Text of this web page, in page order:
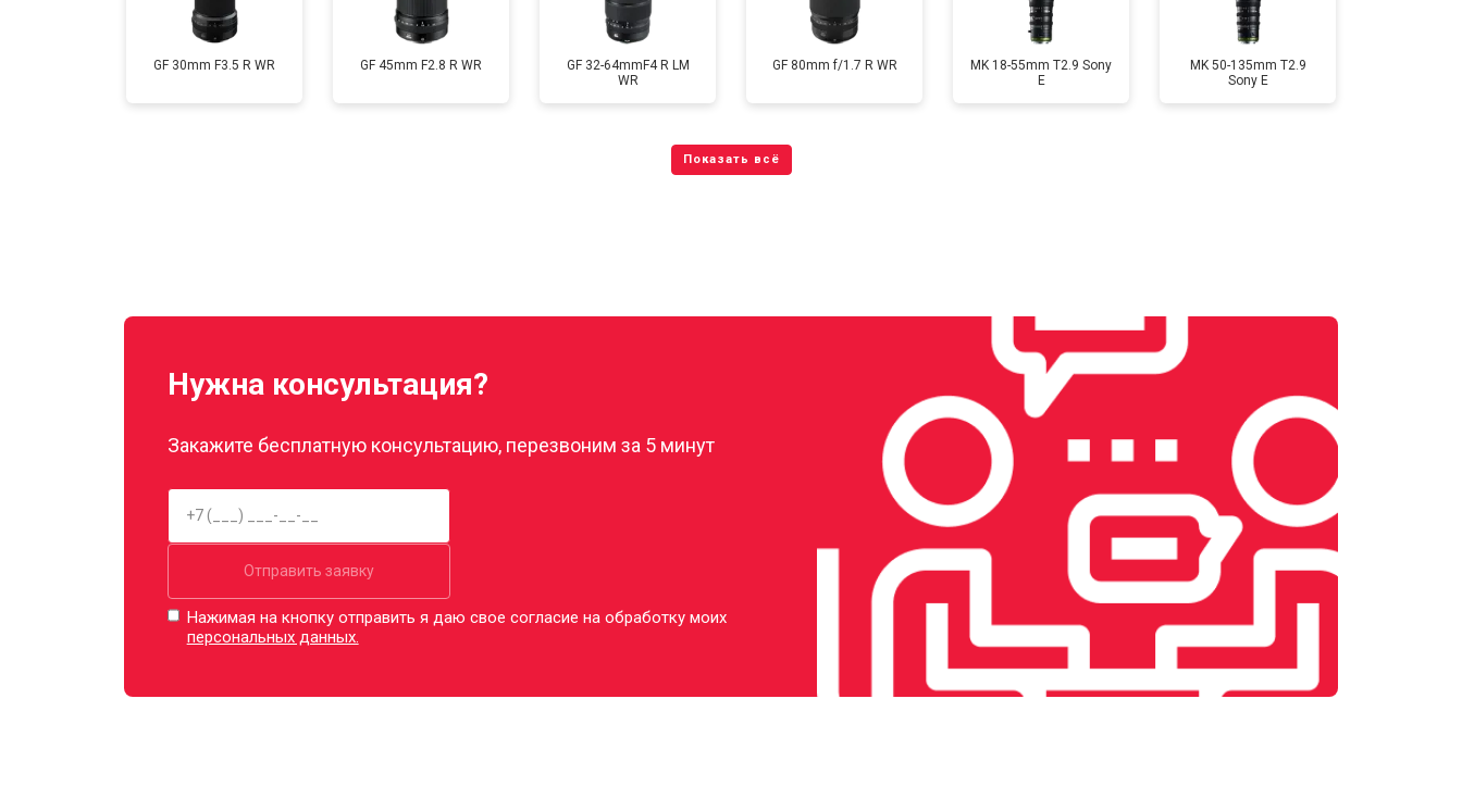
GF 30mm F3.5 R WR GF 45mm F2.8 R WR
GF 32-64mmF4 R LM
WR
GF 80mm f/1.7 R WR
MK 18-55mm T2.9 Sony
E
MK 50-135mm T2.9
Sony E
Нужна консультация?
Закажите бесплатную консультацию, перезвоним за 5 минут
Отправить заявку
Нажимая на кнопку отправить я даю свое согласие на обработку моих
персональных данных.